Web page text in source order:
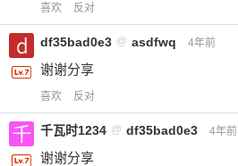
喜欢 反对
df35bad0e3 @ asdfwq 4年前
谢谢分享
喜欢 反对
千瓦时1234 @ df35bad0e3 4年前
谢谢分享